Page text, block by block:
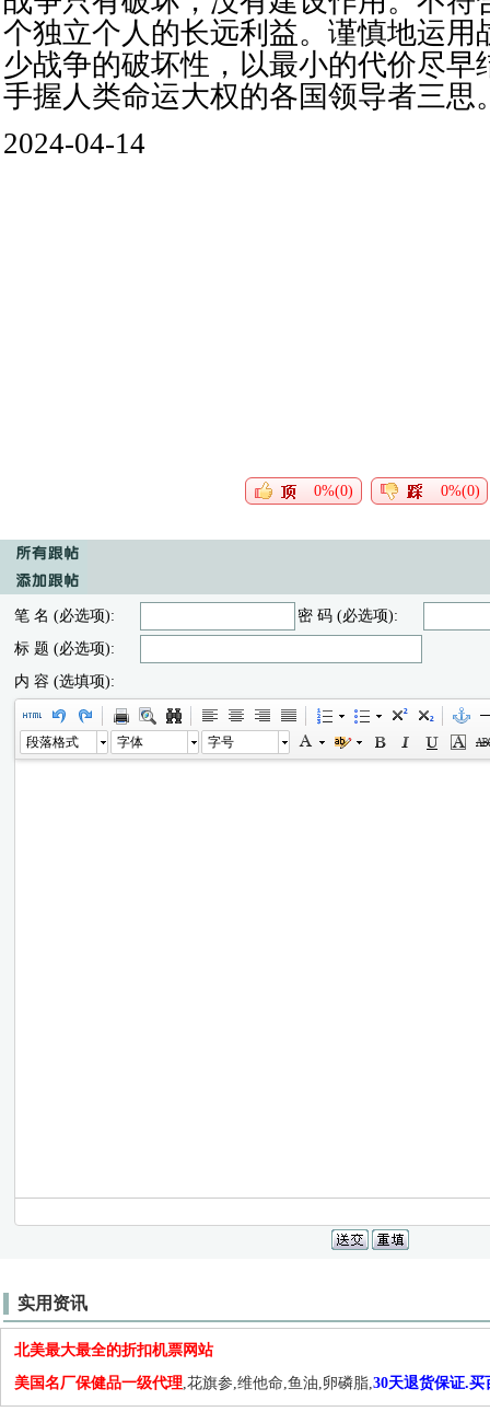
个独立个人的长远利益。谨慎地运用
少战争的破坏性，以最小的代价尽早
手握人类命运大权的各国领导者三思
2024-04-14
0%(0) 0%(0)
笔 名 (必选项):
密 码 (必选项):
标 题 (必选项):
内 容 (选填项):
段落格式 字体 字号
实用资讯
北美最大最全的折扣机票网站
美国名厂保健品一级代理,花旗参,维他命,鱼油,卵磷脂,30天退货保证.买